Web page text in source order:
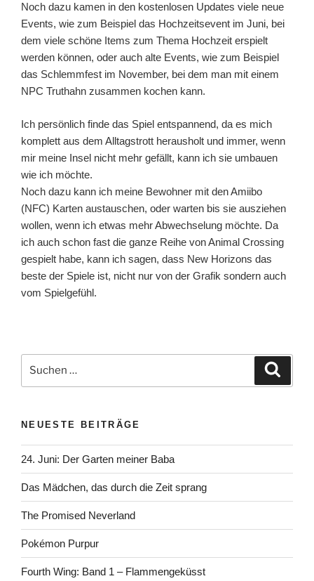
Noch dazu kamen in den kostenlosen Updates viele neue
Events, wie zum Beispiel das Hochzeitsevent im Juni, bei
dem viele schöne Items zum Thema Hochzeit erspielt
werden können, oder auch alte Events, wie zum Beispiel
das Schlemmfest im November, bei dem man mit einem
NPC Truthahn zusammen kochen kann.
Ich persönlich finde das Spiel entspannend, da es mich
komplett aus dem Alltagstrott herausholt und immer, wenn
mir meine Insel nicht mehr gefällt, kann ich sie umbauen
wie ich möchte.
Noch dazu kann ich meine Bewohner mit den Amiibo
(NFC) Karten austauschen, oder warten bis sie ausziehen
wollen, wenn ich etwas mehr Abwechselung möchte. Da
ich auch schon fast die ganze Reihe von Animal Crossing
gespielt habe, kann ich sagen, dass New Horizons das
beste der Spiele ist, nicht nur von der Grafik sondern auch
vom Spielgefühl.
nach:
NEUESTE BEITRÄGE
24. Juni: Der Garten meiner Baba
Das Mädchen, das durch die Zeit sprang
The Promised Neverland
Pokémon Purpur
Fourth Wing: Band 1 – Flammengeküsst